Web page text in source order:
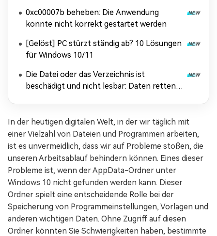
0xc00007b beheben: Die Anwendung
konnte nicht korrekt gestartet werden
[Gelöst] PC stürzt ständig ab? 10 Lösungen
für Windows 10/11
Die Datei oder das Verzeichnis ist
beschädigt und nicht lesbar: Daten retten &
In der heutigen digitalen Welt, in der wir täglich mit
einer Vielzahl von Dateien und Programmen arbeiten,
ist es unvermeidlich, dass wir auf Probleme stoßen, die
unseren Arbeitsablauf behindern können. Eines dieser
Probleme ist, wenn der AppData-Ordner unter
Windows 10 nicht gefunden werden kann. Dieser
Ordner spielt eine entscheidende Rolle bei der
Speicherung von Programmeinstellungen, Vorlagen und
anderen wichtigen Daten. Ohne Zugriff auf diesen
Ordner könnten Sie Schwierigkeiten haben, bestimmte